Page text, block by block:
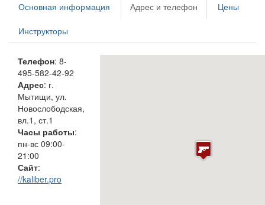
Основная информация Адрес и телефон Цены
Инструкторы
Телефон: 8-
495-582-42-92
Адрес: г.
Мытищи, ул.
Новослободская,
вл.1, ст.1
Часы работы:
пн-вс 09:00-
21:00
Сайт:
//kaliber.pro